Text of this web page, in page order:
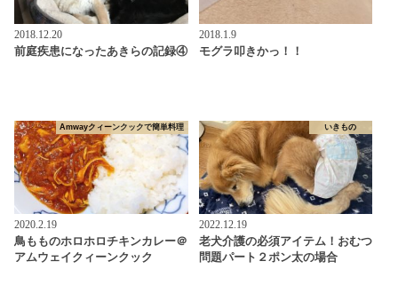
2018.12.20
前庭疾患になったあきらの記録④
2018.1.9
モグラ叩きかっ！！
Amwayクィーンクックで簡単料理
2020.2.19
鳥もものホロホロチキンカレー＠
アムウェイクィーンクック
いきもの
2022.12.19
老犬介護の必須アイテム！おむつ
問題パート２ポン太の場合